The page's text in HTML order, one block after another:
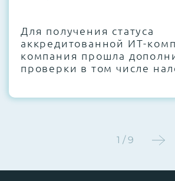
Этап 4:Стресс-тестирование
нагрузкой в течение 72 часов
проверки стабильности всех
Для получения статуса
аккредитованной ИТ-
компания прошла
проверки в том числе
1 / 9